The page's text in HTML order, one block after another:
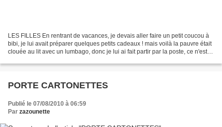
LES FILLES En rentrant de vacances, je devais aller faire un petit coucou à
bibi, je lui avait préparer quelques petits cadeaux ! mais voilà la pauvre était
clouée au lit avec un lumbago, donc je lui ai fait partir par la poste, ce n'est
PORTE CARTONETTES
Publié le 07/08/2010 à 06:59
Par zazounette